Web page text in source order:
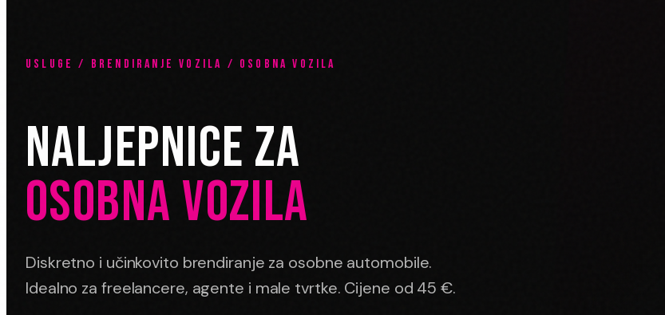
USLUGE / BRENDIRANJE VOZILA / OSOBNA VOZILA
NALJEPNICE ZA
OSOBNA VOZILA
Diskretno i učinkovito brendiranje za osobne automobile.
Idealno za freelancere, agente i male tvrtke. Cijene od 45 €.